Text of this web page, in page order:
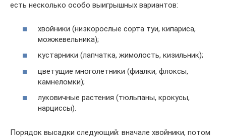
есть несколько особо выигрышных вариантов:
хвойники (низкорослые сорта туи, кипариса,
можжевельника);
кустарники (лапчатка, жимолость, кизильник);
цветущие многолетники (фиалки, флоксы,
камнеломки);
луковичные растения (тюльпаны, крокусы,
нарциссы).
Порядок высадки следующий: вначале хвойники, потом